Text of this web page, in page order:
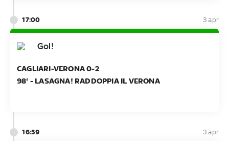
17:00 3 apr
Gol!
CAGLIARI-VERONA 0-2
98' - LASAGNA! RADDOPPIA IL VERONA
16:59 3 apr